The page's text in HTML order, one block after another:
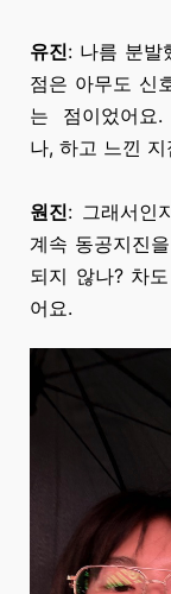
유진: 나름 분발
점은 아무도 신
는 점이었어요
나, 하고 느낀 지
원진: 그래서인
계속 동공지진
되지 않나? 차도
어요.